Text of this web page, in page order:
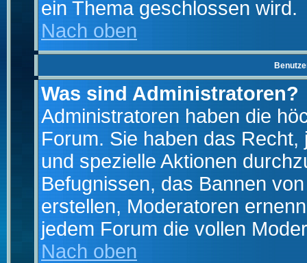
ein Thema geschlossen wird.
Nach oben
Was sind Administratoren?
Administratoren haben die
Forum. Sie haben das
und spezielle Aktionen
Befugnissen, das Bannen
erstellen, Moderatoren
jedem Forum die vollen
Nach oben